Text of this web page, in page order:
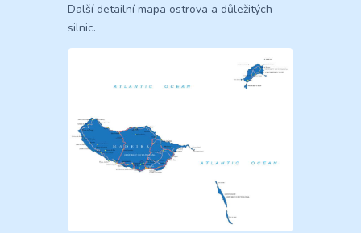
Další detailní mapa ostrova a důležitých
silnic.